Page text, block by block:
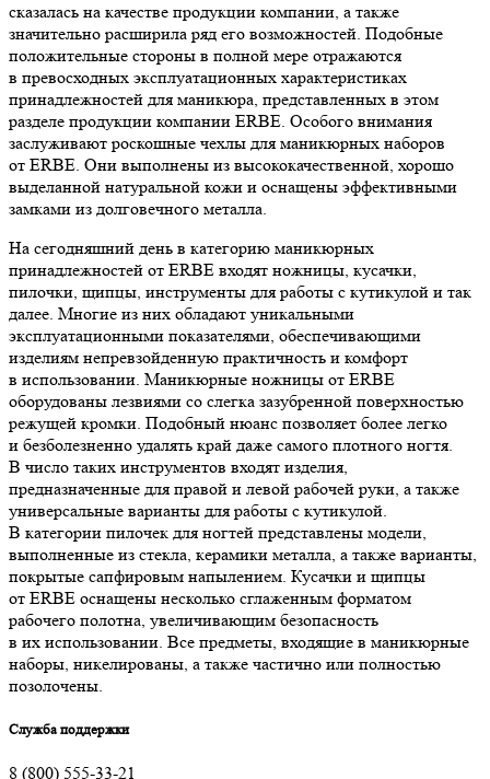
сказалась на качестве продукции компании, а также
значительно расширила ряд его возможностей. Подобные
положительные стороны в полной мере отражаются
в превосходных эксплуатационных характеристиках
принадлежностей для маникюра, представленных в этом
разделе продукции компании ERBE. Особого внимания
заслуживают роскошные чехлы для маникюрных наборов
от ERBE. Они выполнены из высококачественной, хорошо
выделанной натуральной кожи и оснащены эффективными
замками из долговечного металла.
На сегодняшний день в категорию маникюрных
принадлежностей от ERBE входят ножницы, кусачки,
пилочки, щипцы, инструменты для работы с кутикулой и так
далее. Многие из них обладают уникальными
эксплуатационными показателями, обеспечивающими
изделиям непревзойденную практичность и комфорт
в использовании. Маникюрные ножницы от ERBE
оборудованы лезвиями со слегка зазубренной поверхностью
режущей кромки. Подобный нюанс позволяет более легко
и безболезненно удалять край даже самого плотного ногтя.
В число таких инструментов входят изделия,
предназначенные для правой и левой рабочей руки, а также
универсальные варианты для работы с кутикулой.
В категории пилочек для ногтей представлены модели,
выполненные из стекла, керамики металла, а также варианты,
покрытые сапфировым напылением. Кусачки и щипцы
от ERBE оснащены несколько сглаженным форматом
рабочего полотна, увеличивающим безопасность
в их использовании. Все предметы, входящие в маникюрные
наборы, никелированы, а также частично или полностью
позолочены.
Служба поддержки
8 (800) 555-33-21